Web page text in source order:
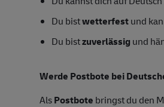
Du bistwetterfestund
Du bistzuverlässig und
Werde Postbote bei
AlsPostbote bringst du den